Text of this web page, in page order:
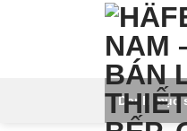
Danh mục